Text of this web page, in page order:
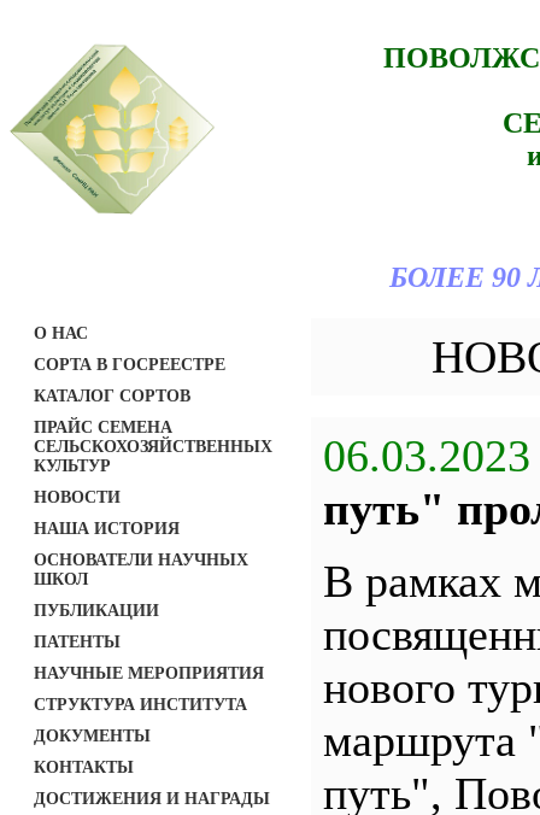
БОЛЕЕ
О НАС
СОРТА В ГОСРЕЕСТРЕ
КАТАЛОГ СОРТОВ
ПРАЙС СЕМЕНА
СЕЛЬСКОХОЗЯЙСТВЕННЫХ
КУЛЬТУР
НОВОСТИ
НАША ИСТОРИЯ
ОСНОВАТЕЛИ НАУЧНЫХ
ШКОЛ
ПУБЛИКАЦИИ
ПАТЕНТЫ
НАУЧНЫЕ МЕРОПРИЯТИЯ
СТРУКТУРА ИНСТИТУТА
ДОКУМЕНТЫ
КОНТАКТЫ
ДОСТИЖЕНИЯ И НАГРАДЫ
06.03.2023
путь"
В рамках
нового
маршрута
путь",